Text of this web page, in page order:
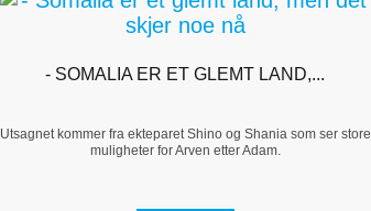
- SOMALIA ER ET GLEMT LAND,...
Utsagnet kommer fra ekteparet Shino og Shania som ser store
muligheter for Arven etter Adam.